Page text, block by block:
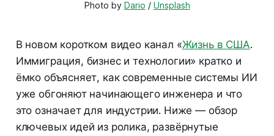
Photo by Dario / Unsplash
В новом коротком видео канал «Жизнь в США.
Иммиграция, бизнес и технологии» кратко и
ёмко объясняет, как современные системы ИИ
уже обгоняют начинающего инженера и что
это означает для индустрии. Ниже — обзор
ключевых идей из ролика, развёрнутые